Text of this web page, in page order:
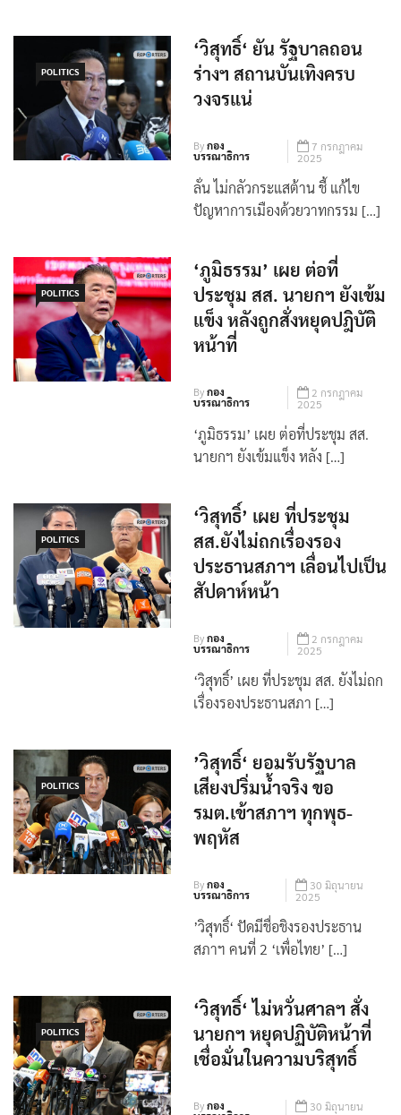
POLITICS
‘วิสุทธิ์‘ ยัน รัฐบาลถอน
ร่างฯ สถานบันเทิงครบ
วงจรแน่
Byกอง
บรรณาธิการ
7 กรกฎาคม
2025
ลั่น ไม่กลัวกระแสต้าน ชี้ แก้ไข
ปัญหาการเมืองด้วยวาทกรรม […]
POLITICS
‘ภูมิธรรม’ เผย ต่อที่
ประชุม สส. นายกฯ ยังเข้ม
แข็ง หลังถูกสั่งหยุดปฎิบัติ
หน้าที่
Byกอง
บรรณาธิการ
2 กรกฎาคม
2025
‘ภูมิธรรม’ เผย ต่อที่ประชุม สส.
นายกฯ ยังเข้มแข็ง หลัง […]
POLITICS
‘วิสุทธิ์’ เผย ที่ประชุม
สส.ยังไม่ถกเรื่องรอง
ประธานสภาฯ เลื่อนไปเป็น
สัปดาห์หน้า
Byกอง
บรรณาธิการ
2 กรกฎาคม
2025
‘วิสุทธิ์’ เผย ที่ประชุม สส. ยังไม่ถก
เรื่องรองประธานสภา […]
POLITICS
’วิสุทธิ์‘ ยอมรับรัฐบาล
เสียงปริ่มน้ำจริง ขอ
รมต.เข้าสภาฯ ทุกพุธ-
พฤหัส
Byกอง
บรรณาธิการ
30 มิถุนายน
2025
’วิสุทธิ์‘ ปัดมีชื่อชิงรองประธาน
สภาฯ คนที่ 2 ‘เพื่อไทย’ […]
POLITICS
‘วิสุทธิ์‘ ไม่หวั่นศาลฯ สั่ง
นายกฯ หยุดปฏิบัติหน้าที่
เชื่อมั่นในความบริสุทธิ์
Byกอง
30 มิถุนายน